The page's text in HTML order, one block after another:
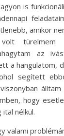
is
amikor
türelmem
az
a hangulatom,
segített
álltam
hogy
nélkül.
valami